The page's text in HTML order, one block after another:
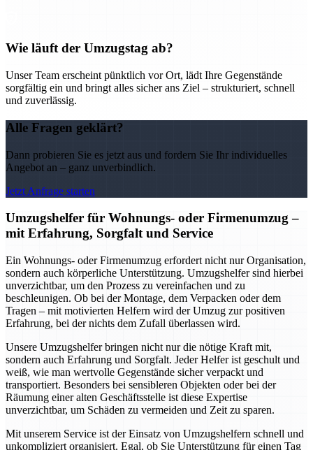
Wie läuft der Umzugstag ab?
Unser Team erscheint pünktlich vor Ort, lädt Ihre Gegenstände
sorgfältig ein und bringt alles sicher ans Ziel – strukturiert, schnell
und zuverlässig.
Alle Fragen geklärt?
Dann probieren Sie es jetzt aus und fordern Sie Ihr individuelles
Angebot an – ganz unverbindlich.
Jetzt Anfrage starten
Umzugshelfer für Wohnungs- oder Firmenumzug –
mit Erfahrung, Sorgfalt und Service
Ein Wohnungs- oder Firmenumzug erfordert nicht nur Organisation,
sondern auch körperliche Unterstützung. Umzugshelfer sind hierbei
unverzichtbar, um den Prozess zu vereinfachen und zu
beschleunigen. Ob bei der Montage, dem Verpacken oder dem
Tragen – mit motivierten Helfern wird der Umzug zur positiven
Erfahrung, bei der nichts dem Zufall überlassen wird.
Unsere Umzugshelfer bringen nicht nur die nötige Kraft mit,
sondern auch Erfahrung und Sorgfalt. Jeder Helfer ist geschult und
weiß, wie man wertvolle Gegenstände sicher verpackt und
transportiert. Besonders bei sensibleren Objekten oder bei der
Räumung einer alten Geschäftsstelle ist diese Expertise
unverzichtbar, um Schäden zu vermeiden und Zeit zu sparen.
Mit unserem Service ist der Einsatz von Umzugshelfern schnell und
unkompliziert organisiert. Egal, ob Sie Unterstützung für einen Tag